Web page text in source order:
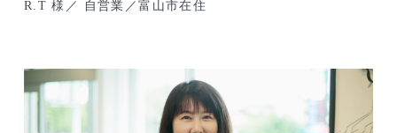
R.T 様／ 自営業／富山市在住